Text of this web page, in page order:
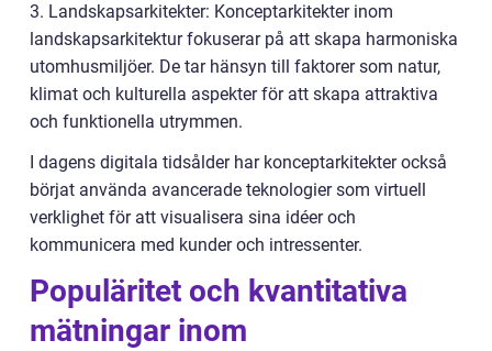
3. Landskapsarkitekter: Konceptarkitekter inom
landskapsarkitektur fokuserar på att skapa harmoniska
utomhusmiljöer. De tar hänsyn till faktorer som natur,
klimat och kulturella aspekter för att skapa attraktiva
och funktionella utrymmen.
I dagens digitala tidsålder har konceptarkitekter också
börjat använda avancerade teknologier som virtuell
verklighet för att visualisera sina idéer och
kommunicera med kunder och intressenter.
Populäritet och kvantitativa
mätningar inom